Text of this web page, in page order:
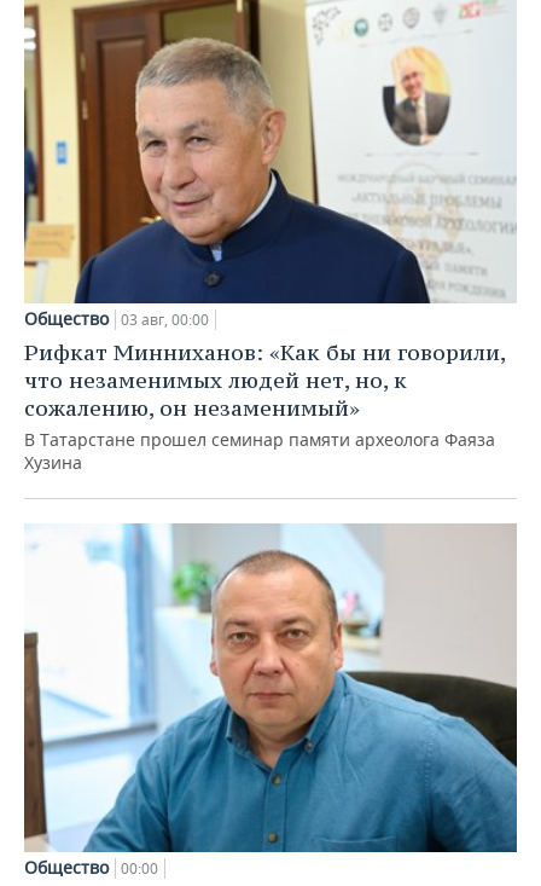
Общество 03 авг, 00:00
Рифкат Минниханов: «Как бы ни говорили,
что незаменимых людей нет, но, к
сожалению, он незаменимый»
В Татарстане прошел семинар памяти археолога Фаяза
Хузина
Общество 00:00